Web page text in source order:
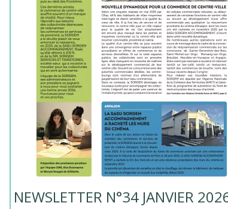
NEWSLETTER N°34 JANVIER